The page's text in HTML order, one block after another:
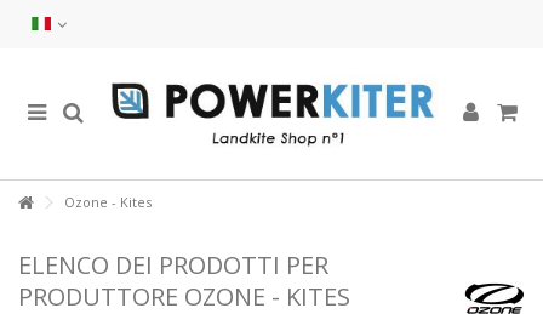
Ozone - Kites
ELENCO DEI PRODOTTI PER
PRODUTTORE OZONE - KITES